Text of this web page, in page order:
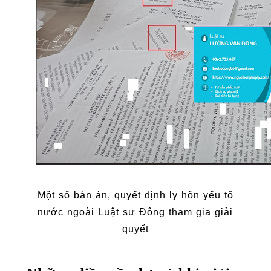
Một số bản án, quyết định ly hôn yếu tố
nước ngoài Luật sư Đông tham gia giải
quyết